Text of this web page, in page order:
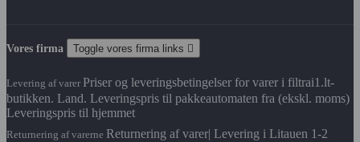
Vores firma Toggle vores firma links 
Levering af varer Priser og leveringsbetingelser for varer i filtrai1.lt-
butikken. Land. Leveringspris til pakkeautomaten fra (ekskl. moms)
Leveringspris til hjemmet
Returnering af varerne Returnering af varer| Levering i Litauen 1-2